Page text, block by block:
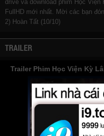
drive và download phim Học
FullHD mới nhất. Mời các bạn
2) Hoàn Tất (10/10)
TRAILER
Trailer Phim Học Viện Kỳ